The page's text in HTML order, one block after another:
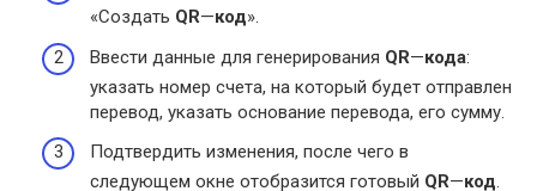
«Создать QR—код».
Ввести данные для генерирования QR—кода:
указать номер счета, на который будет отправлен
перевод, указать основание перевода, его сумму.
Подтвердить изменения, после чего в
следующем окне отобразится готовый QR—код.